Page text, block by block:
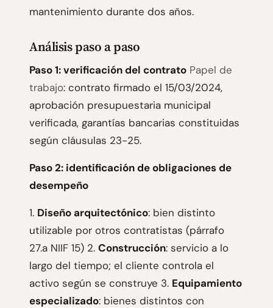
mantenimiento durante dos años.
Análisis paso a paso
Paso 1: verificación del contrato Papel de
trabajo: contrato firmado el 15/03/2024,
aprobación presupuestaria municipal
verificada, garantías bancarias constituidas
según cláusulas 23-25.
Paso 2: identificación de obligaciones de
desempeño
1. Diseño arquitectónico: bien distinto
utilizable por otros contratistas (párrafo
27.a NIIF 15) 2. Construcción: servicio a lo
largo del tiempo; el cliente controla el
activo según se construye 3. Equipamiento
especializado: bienes distintos con